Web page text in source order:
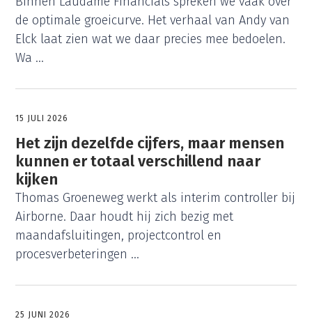
de optimale groeicurve. Het verhaal van Andy van
Elck laat zien wat we daar precies mee bedoelen.
Wa ...
15 JULI 2026
Het zijn dezelfde cijfers, maar mensen
kunnen er totaal verschillend naar
kijken
Thomas Groeneweg werkt als interim controller bij
Airborne. Daar houdt hij zich bezig met
maandafsluitingen, projectcontrol en
procesverbeteringen ...
25 JUNI 2026